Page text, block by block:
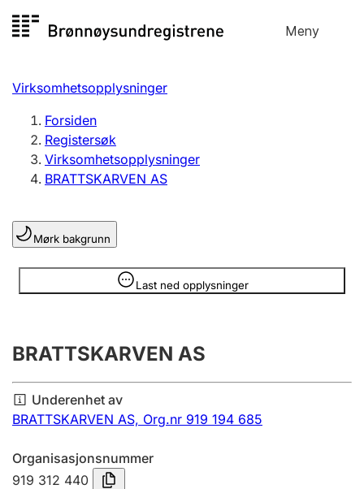
til
Meny
Registersøk
Aksjeselskap
Enkeltpersonforetak
Registrere, endre, slette
Lag og forening
Registrere, endre, slette
Årsregnskap
Innsending og forsinkelsesgebyr
Tinglysing
Virksomhetsopplysninger
Forsiden
Registersøk
Virksomhetsopplysninger
BRATTSKARVEN AS
Mørk bakgrunn
Last ned opplysninger
Opplysninger er skjult
BRATTSKARVEN AS
Underenhet av
BRATTSKARVEN AS, Org.nr 919 194 685
Organisasjonsnummer
919 312 440